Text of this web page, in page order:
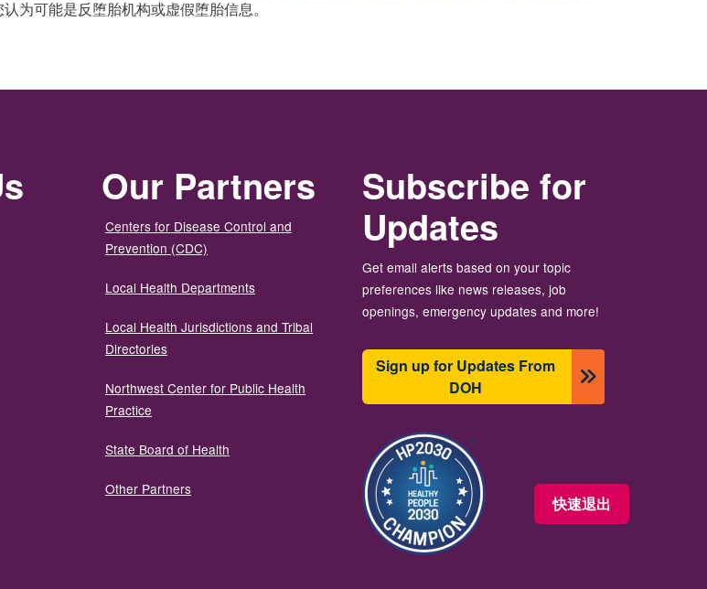
认为可能是反堕胎机构或虚假堕胎信息。
快速退出
Our Partners
Centers for Disease Control and
Prevention (CDC)
Local Health Departments
Local Health Jurisdictions and Tribal
Directories
Northwest Center for Public Health
Practice
State Board of Health
Other Partners
Subscribe for
Updates
Get email alerts based on your topic
preferences like news releases, job
openings, emergency updates and more!
Sign up for Updates From
DOH
图像